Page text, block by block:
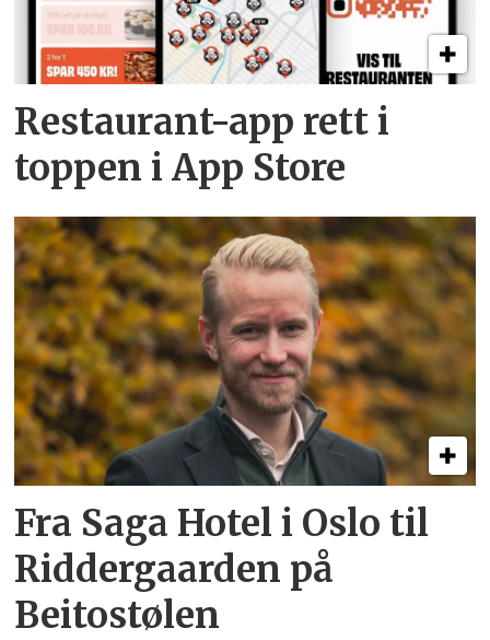
Restaurant-app rett i
toppen i App Store
Fra Saga Hotel i Oslo til
Riddergaarden på
Beitostølen